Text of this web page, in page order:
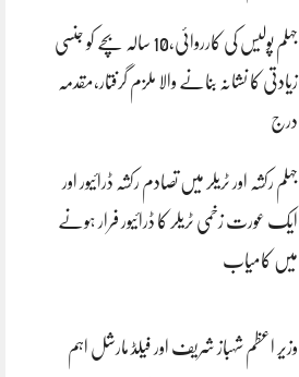
جہلم پولیس کی کارروائی،10 سالہ بچے کو جنسی
زیادتی کا نشانہ بنانے والا ملزم گرفتار،مقدمہ
درج
جہلم رکشہ اور ٹریلر میں تصادم رکشہ ڈرائیور اور
ایک عورت زخمی ٹریلر کا ڈرائیور فرار ہونے
میں کامیاب
وزیر اعظم شہباز شریف اور فیلڈ مارشل اہم